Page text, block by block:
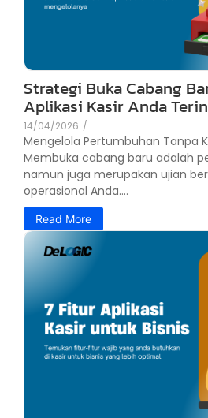
Strategi Buka Cabang
Aplikasi Kasir Anda
14/04/2026 /
Mengelola Pertumbuhan Tanpa
Membuka cabang baru adalah
namun juga merupakan ujian
operasional Anda....
Read More